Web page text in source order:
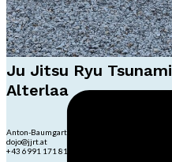
Ju Jitsu Ryu Tsunami
Alterlaa
Anton-Baumgartner-Str. 44/B8/01, 1230 Wien
dojo@jjrt.at
+43 6991 171 81 60